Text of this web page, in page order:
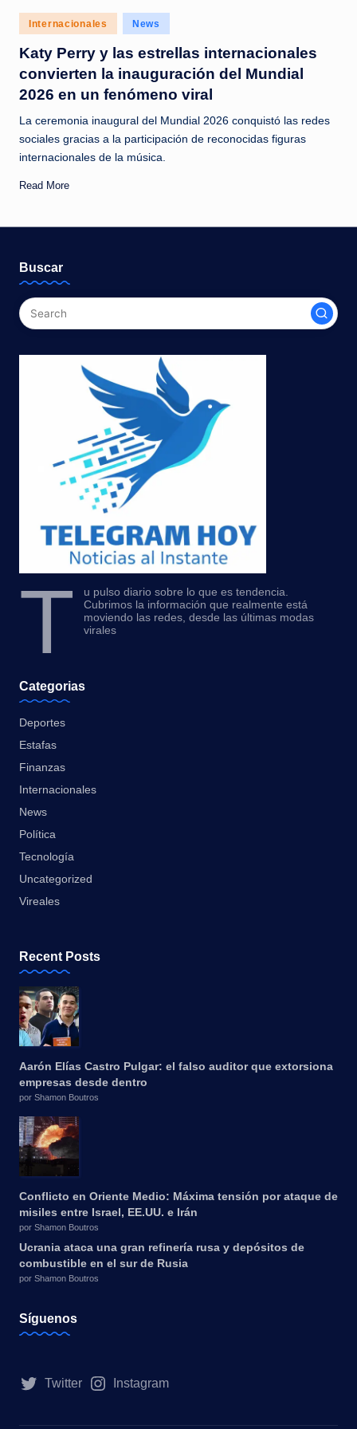
c
i
a
s
a
l
i
n
a
n
t
e
Posted
in
Internacionales News
Katy Perry y las estrellas internacionales
convierten la inauguración del Mundial
2026 en un fenómeno viral
La ceremonia inaugural del Mundial 2026 conquistó las redes
sociales gracias a la participación de reconocidas figuras
internacionales de la música.
Read More
Buscar
T
u pulso diario sobre lo que es tendencia.
Cubrimos la información que realmente está
moviendo las redes, desde las últimas modas
virales
Categorias
Deportes
Estafas
Finanzas
Internacionales
News
Política
Tecnología
Uncategorized
Vireales
Recent Posts
Aarón Elías Castro Pulgar: el falso auditor que extorsiona
empresas desde dentro
por Shamon Boutros
Conflicto en Oriente Medio: Máxima tensión por ataque de
misiles entre Israel, EE.UU. e Irán
por Shamon Boutros
Ucrania ataca una gran refinería rusa y depósitos de
combustible en el sur de Rusia
por Shamon Boutros
Síguenos
Twitter Instagram